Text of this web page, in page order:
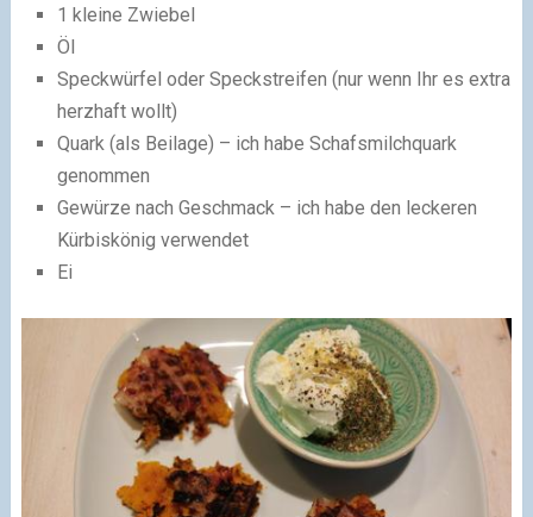
1 kleine Zwiebel
Öl
Speckwürfel oder Speckstreifen (nur wenn Ihr es extra
herzhaft wollt)
Quark (als Beilage) – ich habe Schafsmilchquark
genommen
Gewürze nach Geschmack – ich habe den leckeren
Kürbiskönig verwendet
Ei